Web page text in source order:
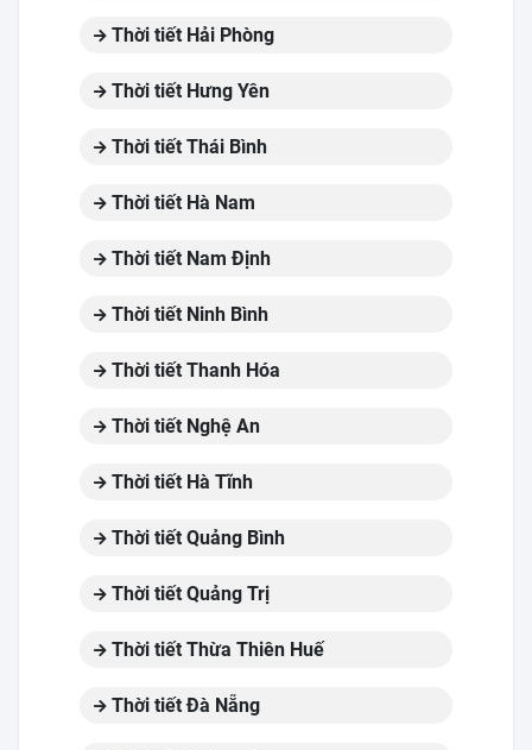
Thời tiết Hải Phòng
Thời tiết Hưng Yên
Thời tiết Thái Bình
Thời tiết Hà Nam
Thời tiết Nam Định
Thời tiết Ninh Bình
Thời tiết Thanh Hóa
Thời tiết Nghệ An
Thời tiết Hà Tĩnh
Thời tiết Quảng Bình
Thời tiết Quảng Trị
Thời tiết Thừa Thiên Huế
Thời tiết Đà Nẵng